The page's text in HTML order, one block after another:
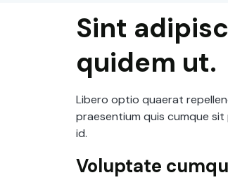
Sint
quidem ut.
Libero optio quaerat
praesentium quis cumque
id.
Voluptate